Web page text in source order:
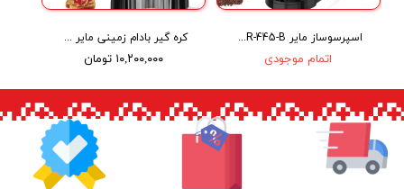
کره گیر بادام زمینی مایر مدل Maier MR-2424
۱۰,۲۰۰,۰۰۰ تومان
اسپرسوساز مایر Maier Espresso Coffee Maker MR-445-B
اتمام موجودی